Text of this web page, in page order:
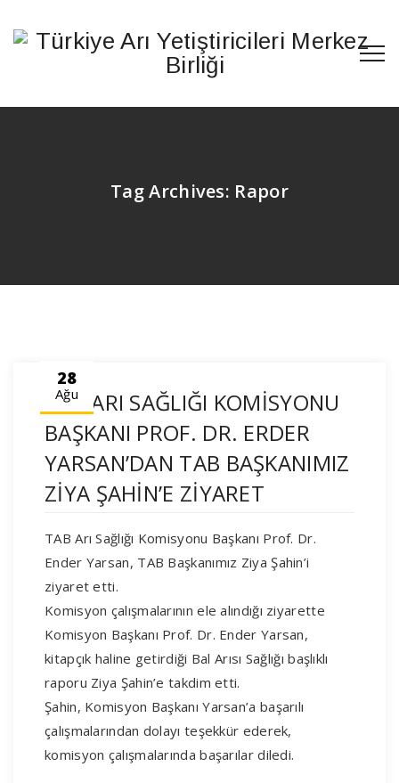
Tag Archives: Rapor
28
Ağu
TAB ARI SAĞLIĞI KOMİSYONU
BAŞKANI PROF. DR. ERDER
YARSAN’DAN TAB BAŞKANIMIZ
ZİYA ŞAHİN’E ZİYARET
TAB Arı Sağlığı Komisyonu Başkanı Prof. Dr.
Ender Yarsan, TAB Başkanımız Ziya Şahin’i
ziyaret etti.
Komisyon çalışmalarının ele alındığı ziyarette
Komisyon Başkanı Prof. Dr. Ender Yarsan,
kitapçık haline getirdiği Bal Arısı Sağlığı başlıklı
raporu Ziya Şahin’e takdim etti.
Şahin, Komisyon Başkanı Yarsan’a başarılı
çalışmalarından dolayı teşekkür ederek,
komisyon çalışmalarında başarılar diledi.